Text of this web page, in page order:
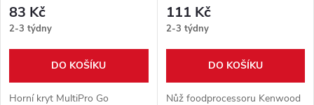
r
o
d
r
83 Kč
2-3 týdny
DO KOŠÍKU
Horní kryt MultiPro Go
111 Kč
2-3 týdny
DO KOŠÍKU
Nůž foodprocessoru Kenwood